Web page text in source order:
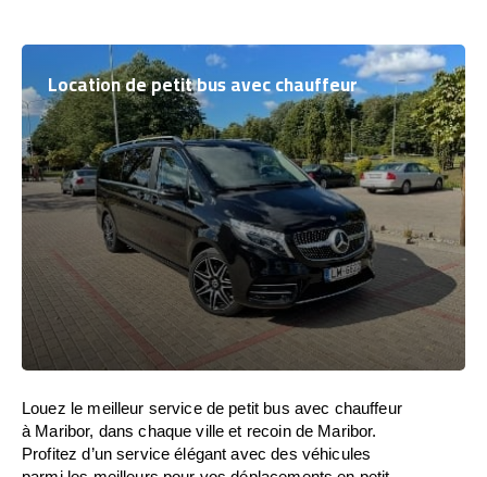
Location de petit bus avec chauffeur
Louez le meilleur service de petit bus avec chauffeur
à Maribor, dans chaque ville et recoin de Maribor.
Profitez d’un service élégant avec des véhicules